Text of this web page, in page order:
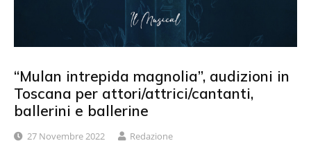
“Mulan intrepida magnolia”, audizioni in
Toscana per attori/attrici/cantanti,
ballerini e ballerine
27 Novembre 2022 Redazione